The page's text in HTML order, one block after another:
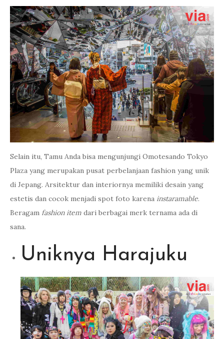
Selain itu, Tamu Anda bisa mengunjungi Omotesando Tokyo
Plaza yang merupakan pusat perbelanjaan fashion yang unik
di Jepang. Arsitektur dan interiornya memiliki desain yang
estetis dan cocok menjadi spot foto karena instaramable.
Beragam fashion item dari berbagai merk ternama ada di
sana.
Uniknya Harajuku